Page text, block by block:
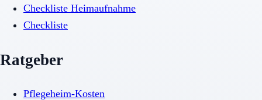
Checkliste Heimaufnahme
Checkliste
Ratgeber
Pflegeheim-Kosten